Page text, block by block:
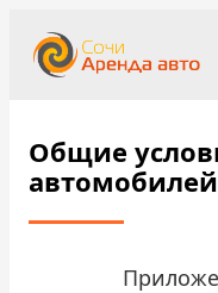
rent@sochirentacar.ru
Общие
автомобилей